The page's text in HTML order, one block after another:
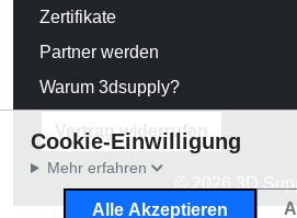
Zertifikate
Partner werden
Warum 3dsupply?
Vertrag widerrufen
© 2026 3D
Cookie-Einwilligung
Mehr erfahren
Alle Akzeptieren